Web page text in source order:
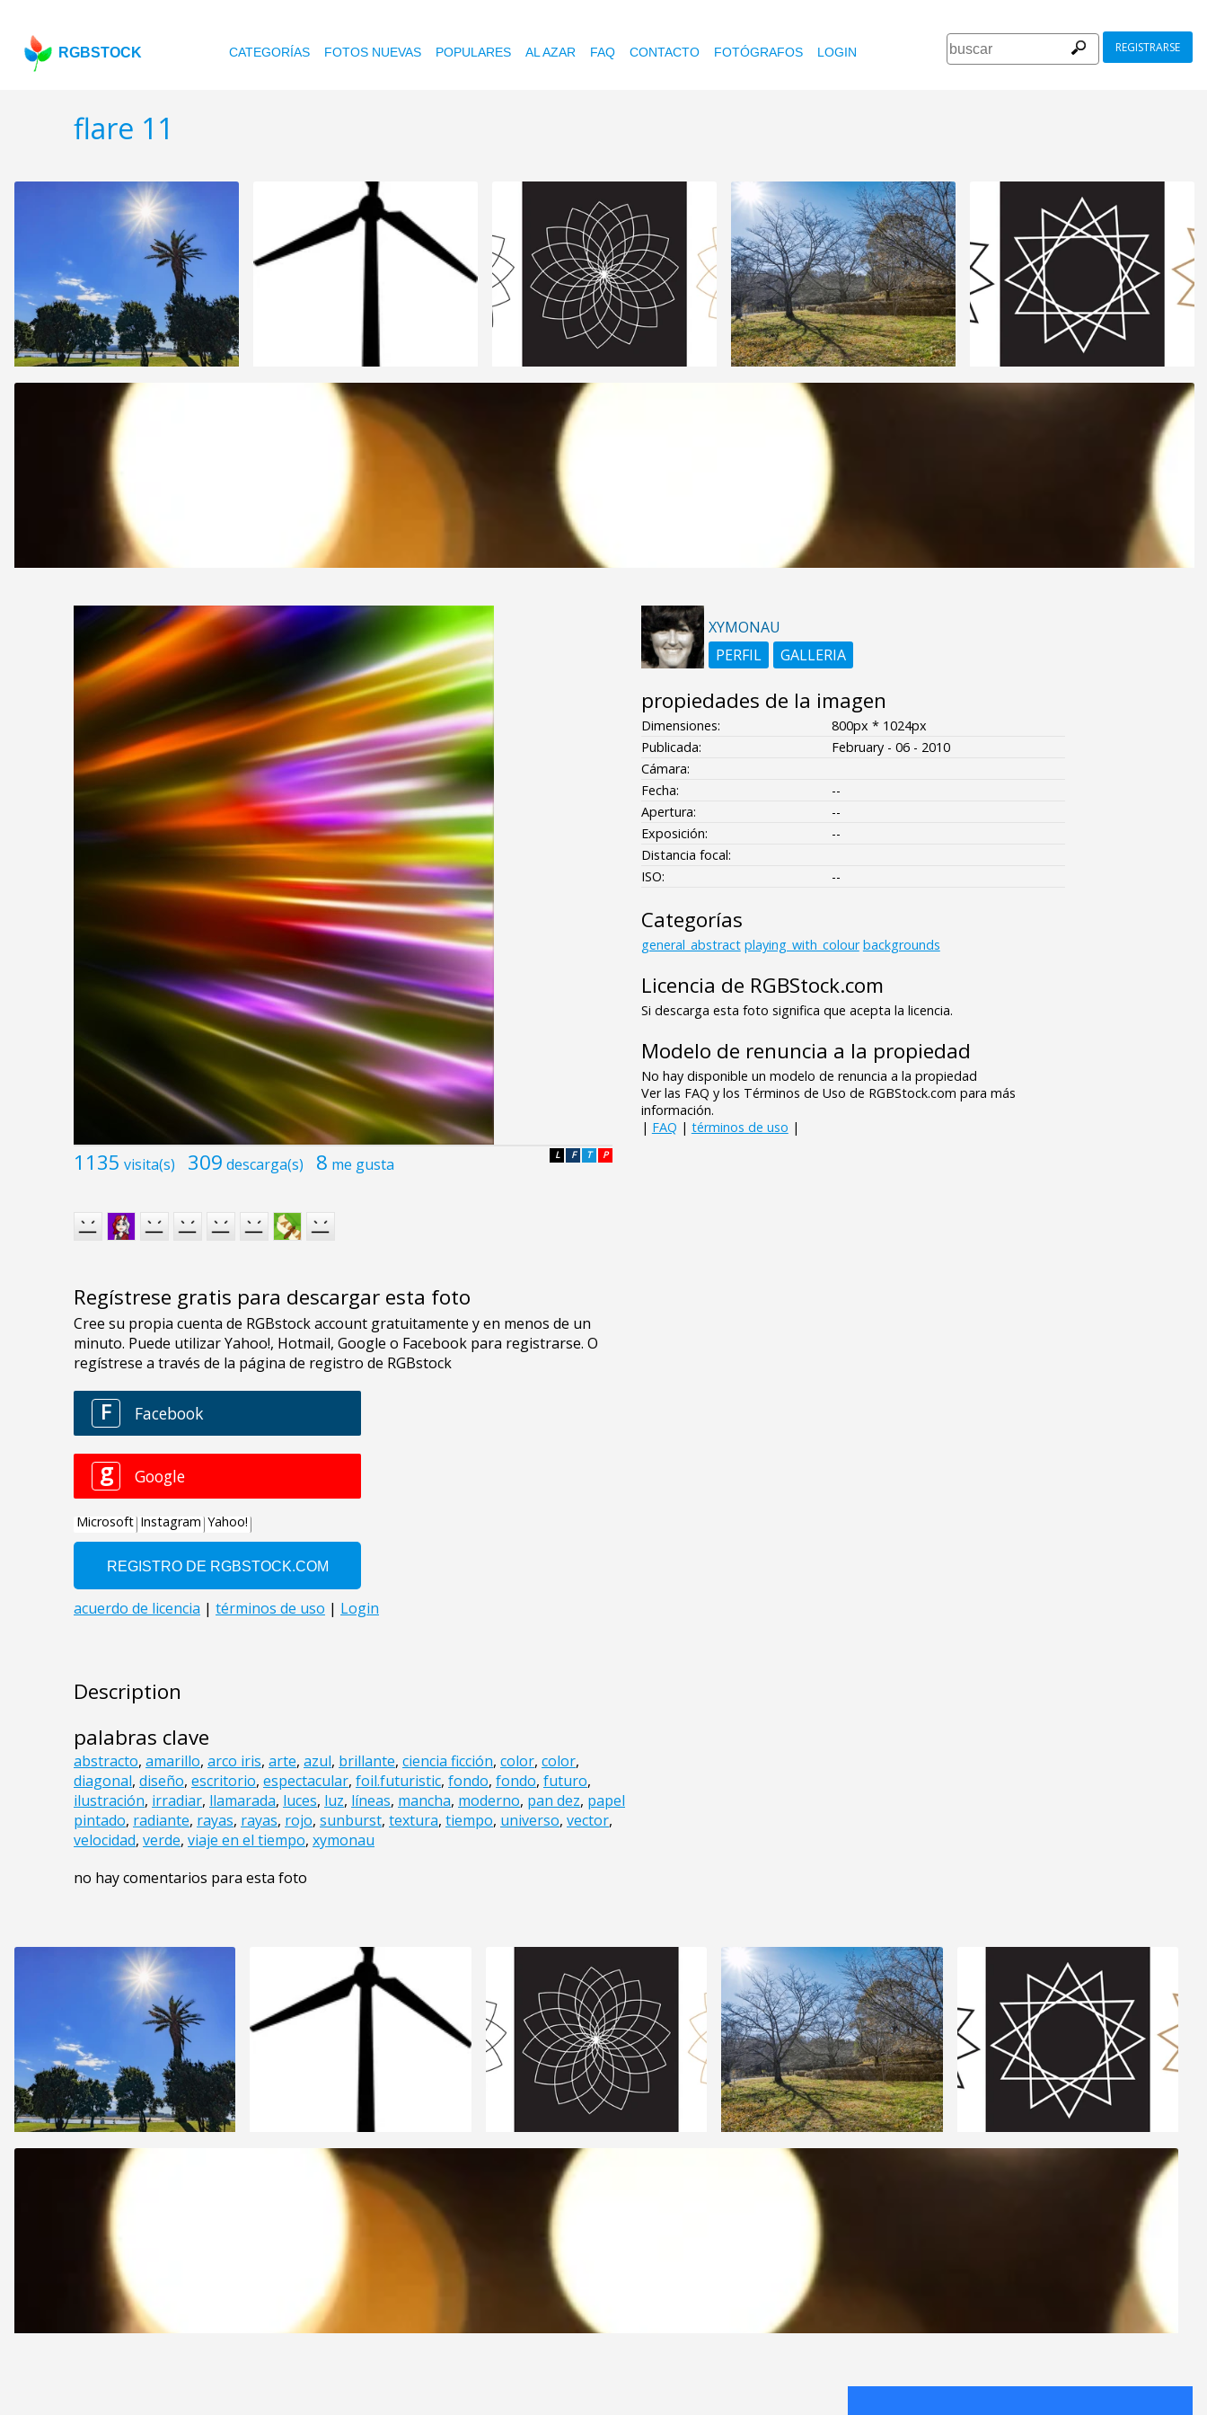
RGBSTOCK CATEGORÍAS FOTOS NUEVAS POPULARES AL AZAR FAQ CONTACTO FOTÓGRAFOS LOGIN REGISTRARSE
flare 11
1135 visita(s) 309 descarga(s) 8 me gusta P
T
F
L
Regístrese gratis para descargar esta foto
Description
palabras clave
abstracto, amarillo, arco iris, arte, azul, brillante, ciencia ficción, color, color,
diagonal, diseño, escritorio, espectacular, foil.futuristic, fondo, fondo, futuro,
ilustración, irradiar, llamarada, luces, luz, líneas, mancha, moderno, pan dez, papel
pintado, radiante, rayas, rayas, rojo, sunburst, textura, tiempo, universo, vector,
velocidad, verde, viaje en el tiempo, xymonau
no hay comentarios para esta foto
XYMONAU
PERFIL
GALLERIA
propiedades de la imagen
Dimensiones:
800px * 1024px
Publicada:
February - 06 - 2010
Cámara:
Fecha:
--
Apertura:
--
Exposición:
--
Distancia focal:
ISO:
--
Categorías
general_abstract playing_with_colour backgrounds
Licencia de RGBStock.com
Si descarga esta foto significa que acepta la licencia.
Modelo de renuncia a la propiedad
No hay disponible un modelo de renuncia a la propiedad
Ver las FAQ y los Términos de Uso de RGBStock.com para más
información.
| FAQ | términos de uso |